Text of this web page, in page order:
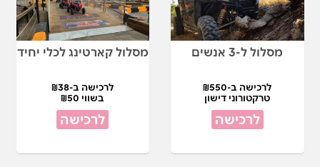
מסלול ל-3 אנשים
לרכישה ב-₪550
טרקטורוני דישון
לרכישה
מסלול קארטינג לכלי יחיד
לרכישה ב-₪38
בשווי ₪50
לרכישה